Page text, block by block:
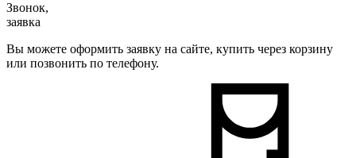
Звонок,
заявка
Вы можете оформить заявку на сайте, купить через корзину
или позвонить по телефону.